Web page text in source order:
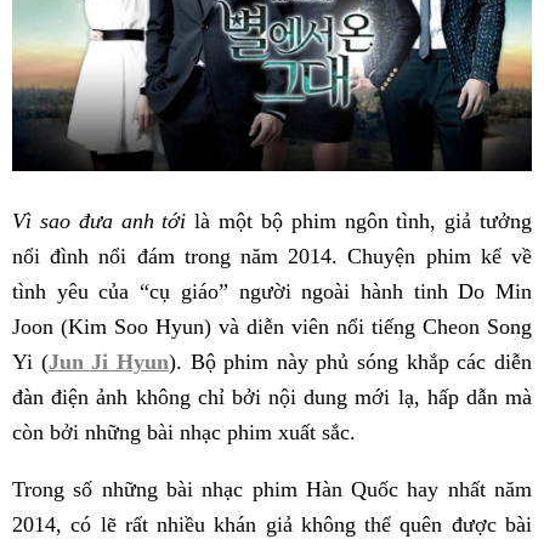
Vì sao đưa anh tới là một bộ phim ngôn tình, giả tưởng
nổi đình nổi đám trong năm 2014. Chuyện phim kể về
tình yêu của “cụ giáo” người ngoài hành tinh Do Min
Joon (Kim Soo Hyun) và diễn viên nổi tiếng Cheon Song
Yi (Jun Ji Hyun). Bộ phim này phủ sóng khắp các diễn
đàn điện ảnh không chỉ bởi nội dung mới lạ, hấp dẫn mà
còn bởi những bài nhạc phim xuất sắc.
Trong số những bài nhạc phim Hàn Quốc hay nhất năm
2014, có lẽ rất nhiều khán giả không thể quên được bài